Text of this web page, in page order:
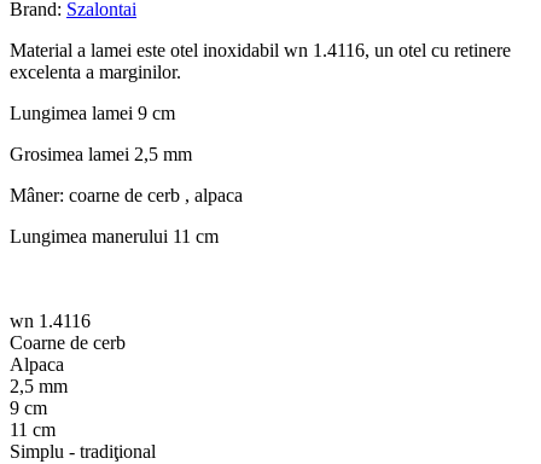
Brand: Szalontai
Material a lamei este otel inoxidabil wn 1.4116, un otel cu retinere
excelenta a marginilor.
Lungimea lamei 9 cm
Grosimea lamei 2,5 mm
Mâner: coarne de cerb , alpaca
Lungimea manerului 11 cm
wn 1.4116
Coarne de cerb
Alpaca
2,5 mm
9 cm
11 cm
Simplu - tradiţional